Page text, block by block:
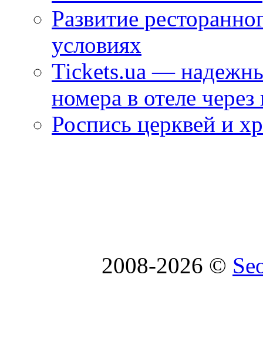
Развитие
условиях
Tickets.ua —
номера в отеле через
Роспись церквей и
2008-2026 ©